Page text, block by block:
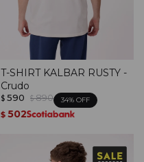
T-SHIRT KALBAR RUSTY -
Crudo
$ 590 $ 890 34
$ 502